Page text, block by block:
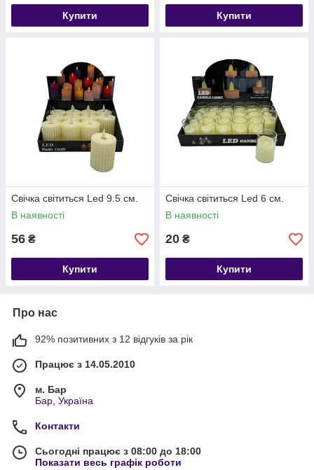
Купити Купити
Свічка світиться Led 9.5 см.
В наявності
56 ₴
Купити
Свічка світиться Led 6 см.
В наявності
20 ₴
Купити
Про нас
92% позитивних з 12 відгуків за рік
Працює з 14.05.2010
м. Бар
Бар, Україна
Контакти
Сьогодні працює з 08:00 до 18:00
Показати весь графік роботи